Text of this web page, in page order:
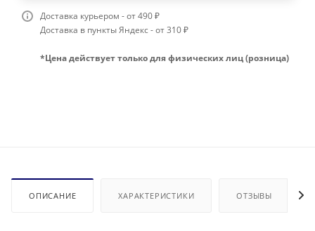
Доставка курьером - от 490 ₽
Доставка в пункты Яндекс - от 310 ₽
*Цена действует только для физических лиц (розница)
ОПИСАНИЕ ХАРАКТЕРИСТИКИ ОТЗЫВЫ